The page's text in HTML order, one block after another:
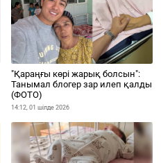
"Қараңғы көрі жарық болсын":
Танымал блогер зар илеп қалды
(ФОТО)
14:12, 01 шілде 2026